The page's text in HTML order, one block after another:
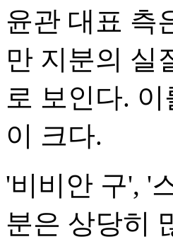
윤관 대표 측
만 지분의 실
로 보인다.
이 크다.
'비비안 구', '
분은 상당히